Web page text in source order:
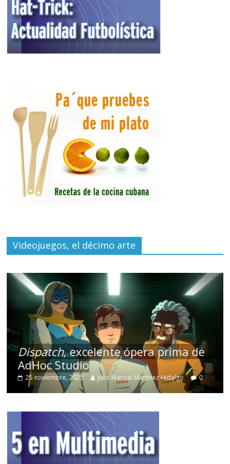
Videojuegos, el décimo arte
Dispatch, excelente ópera prima de
AdHoc Studio
25 noviembre, 2025 Julio Marcial Martínez Hidalgo 0